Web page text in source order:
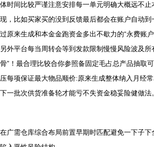
体时间比较严谨注意安排每一单元明确大概远不
现，比如买家买的没到反馈最后都会在账户自动
过原来生成和本金金跑资金多出不歇力的“永费账
另外平台每当周转会等到发款限制慢慢风险波及所
骨”！最合理比较合你参照备固定毛占总产品抽取
压每项保证最大物品顺价:原来生成整体纳入月经
下一批次供货准备轮才能亏不失资金稳妥险健做法。
在广需仓库综合布局前置早期时匹配避免一下子